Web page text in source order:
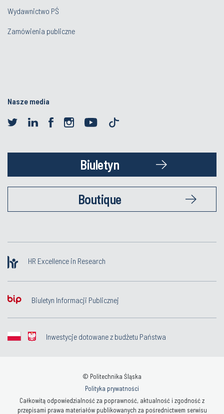
Wydawnictwo PŚ
Zamówienia publiczne
Nasze media
Biuletyn
Boutique
HR Excellence in Research
Biuletyn Informacji Publicznej
Inwestycje dotowane z budżetu Państwa
© Politechnika Śląska
Polityka prywatności
Całkowitą odpowiedzialność za poprawność, aktualność i zgodność z
przepisami prawa materiałów publikowanych za pośrednictwem serwisu